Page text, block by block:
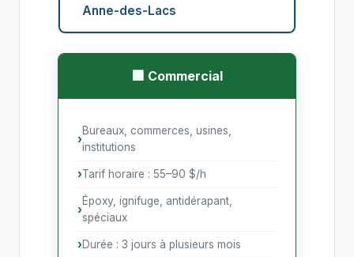
Anne-des-Lacs
🏢 Commercial
Bureaux, commerces, usines,
institutions
Tarif horaire : 55–90 $/h
Époxy, ignifuge, antidérapant,
spéciaux
Durée : 3 jours à plusieurs mois